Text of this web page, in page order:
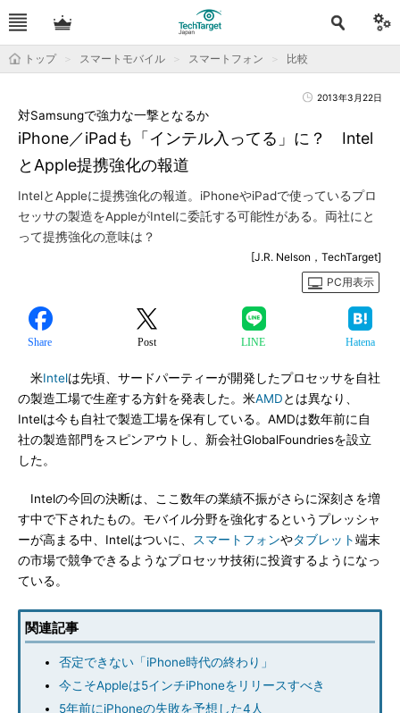
トップ スマートモバイル スマートフォン 比較
2013年3月22日
iPhone／iPadも「インテル入ってる」に？ Intel
とApple提携強化の報道
対Samsungで強力な一撃となるか
IntelとAppleに提携強化の報道。iPhoneやiPadで使っているプロ
セッサの製造をAppleがIntelに委託する可能性がある。両社にと
って提携強化の意味は？
[J.R. Nelson，TechTarget]
PC用表示
Share Post LINE Hatena
米Intelは先頃、サードパーティーが開発したプロセッサを自社
の製造工場で生産する方針を発表した。米AMDとは異なり、
Intelは今も自社で製造工場を保有している。AMDは数年前に自
社の製造部門をスピンアウトし、新会社GlobalFoundriesを設立
した。
Intelの今回の決断は、ここ数年の業績不振がさらに深刻さを増
す中で下されたもの。モバイル分野を強化するというプレッシャ
ーが高まる中、Intelはついに、
スマートフォンやタブレット端末
の市場で競争できるようなプロセッサ技術に投資するようになっ
ている。
関連記事
否定できない「iPhone時代の終わり」
今こそAppleは5インチiPhoneをリリースすべき
5年前にiPhoneの失敗を予想した4人